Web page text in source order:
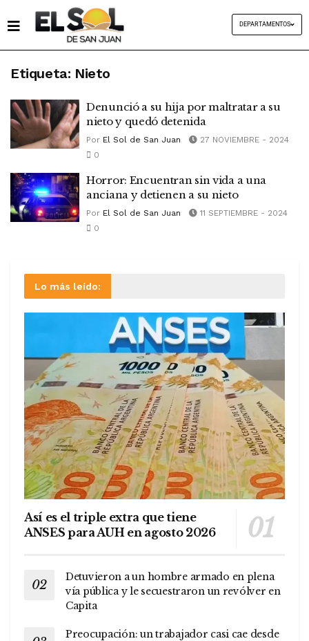
DEPARTAMENTOS
Etiqueta: Nieto
Denunció a su hija por maltratar a su
nieto y quedó detenida
Por El Sol de San Juan
27 NOVIEMBRE - 2024
0
Horror: Encuentran sin vida a una
anciana y detienen a su nieto
Por El Sol de San Juan
11 SEPTIEMBRE - 2024
0
Lo más leído:
Así es el triple extra que tiene
ANSES para AUH en agosto 2026
Detuvieron a un hombre armado en plena
vía pública y le secuestraron un revólver en
Capita
Preocupación: un trabajador casi cae desde